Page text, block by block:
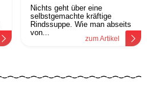
Nichts geht über eine
selbstgemachte kräftige
Rindssuppe. Wie man abseits
von...
zum Artikel